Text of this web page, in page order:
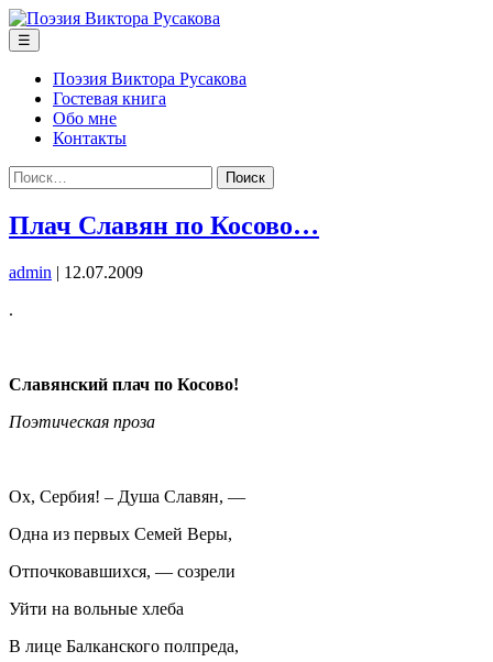
Перейти
к
содержимому
☰
Поэзия Виктора Русакова
Гостевая книга
Обо мне
Контакты
Найти:
Плач Славян по Косово…
admin | 12.07.2009
.
Славянский плач по Косово!
Поэтическая проза
Ох, Сербия! – Душа Славян, —
Одна из первых Семей Веры,
Отпочковавшихся, — созрели
Уйти на вольные хлеба
В лице Балканского полпреда,